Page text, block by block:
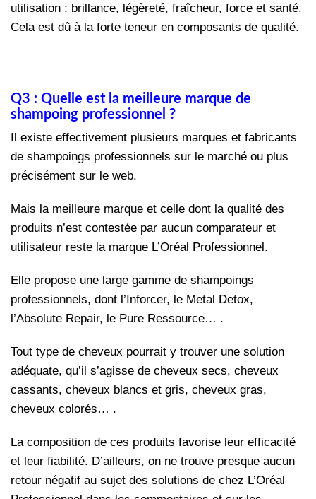
utilisation : brillance, légèreté, fraîcheur, force et santé.
Cela est dû à la forte teneur en composants de qualité.
Q3 : Quelle est la meilleure marque de
shampoing professionnel ?
Il existe effectivement plusieurs marques et fabricants
de shampoings professionnels sur le marché ou plus
précisément sur le web.
Mais la meilleure marque et celle dont la qualité des
produits n’est contestée par aucun comparateur et
utilisateur reste la marque L’Oréal Professionnel.
Elle propose une large gamme de shampoings
professionnels, dont l’Inforcer, le Metal Detox,
l’Absolute Repair, le Pure Ressource… .
Tout type de cheveux pourrait y trouver une solution
adéquate, qu’il s’agisse de cheveux secs, cheveux
cassants, cheveux blancs et gris, cheveux gras,
cheveux colorés… .
La composition de ces produits favorise leur efficacité
et leur fiabilité. D’ailleurs, on ne trouve presque aucun
retour négatif au sujet des solutions de chez L’Oréal